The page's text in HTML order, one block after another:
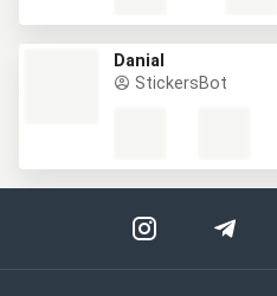
Danial
StickersBot